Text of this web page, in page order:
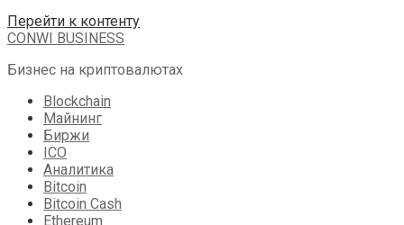
Перейти к контенту
CONWI BUSINESS
Бизнес на криптовалютах
Blockchain
Майнинг
Биржи
ICO
Аналитика
Bitcoin
Bitcoin Cash
Ethereum